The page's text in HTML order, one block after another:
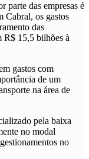
parte das empresas é
Cabral, os gastos
das
R$ 15,5 bilhões à
gastos com
de um
na área de
pela baixa
no modal
no